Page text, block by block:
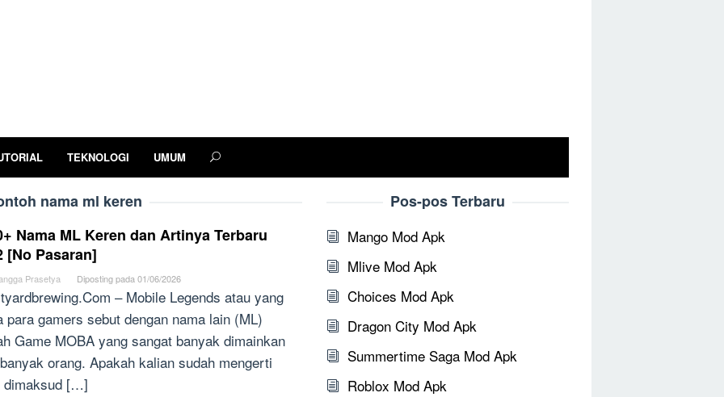
TEKNOLOGI UMUM
nama ml keren
Nama ML Keren dan Artinya Terbaru
[No Pasaran]
Prasetya Diposting pada 01/06/2026
– Mobile Legends atau yang
para gamers sebut dengan nama lain (ML)
Game MOBA yang sangat banyak dimainkan
orang. Apakah kalian sudah mengerti
dimaksud […]
Pos-pos Terbaru
Mango Mod Apk
Mlive Mod Apk
Choices Mod Apk
Dragon City Mod Apk
Summertime Saga Mod Apk
Roblox Mod Apk